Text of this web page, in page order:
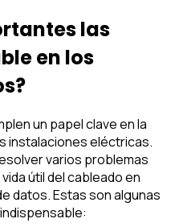
las
en los
un papel clave en la
instalaciones eléctricas.
varios problemas
útil del cableado en
datos. Estas son algunas